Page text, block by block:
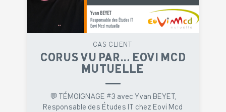
CAS CLIENT
CORUS VU PAR… EOVI MCD
MUTUELLE
💬 TÉMOIGNAGE #3 avec Yvan BEYET,
Responsable des Études IT chez Eovi Mcd